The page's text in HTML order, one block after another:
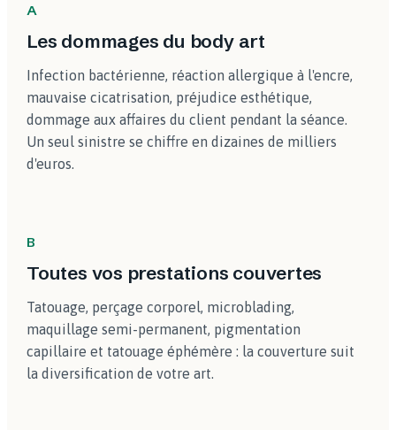
A
Les dommages du body art
Infection bactérienne, réaction allergique à l'encre,
mauvaise cicatrisation, préjudice esthétique,
dommage aux affaires du client pendant la séance.
Un seul sinistre se chiffre en dizaines de milliers
d'euros.
B
Toutes vos prestations couvertes
Tatouage, perçage corporel, microblading,
maquillage semi-permanent, pigmentation
capillaire et tatouage éphémère : la couverture suit
la diversification de votre art.